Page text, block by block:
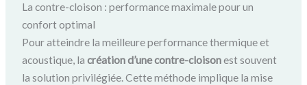
La contre-cloison : performance maximale pour un
confort optimal
Pour atteindre la meilleure performance thermique et
acoustique, lacréation d’une contre-cloisonest souvent
la solution privilégiée. Cette méthode implique la mise